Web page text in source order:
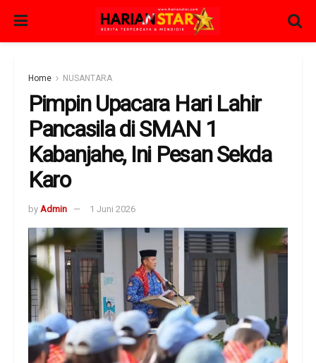
Home NUSANTARA
Pimpin Upacara Hari Lahir
Pancasila di SMAN 1
Kabanjahe, Ini Pesan Sekda
Karo
by Admin 1 Juni 2026